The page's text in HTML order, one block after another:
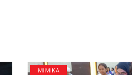
MIMIKA